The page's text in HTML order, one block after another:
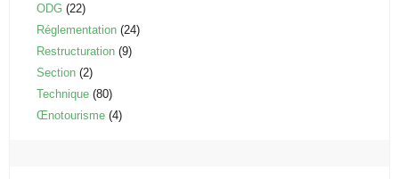
ODG (22)
Réglementation (24)
Restructuration (9)
Section (2)
Technique (80)
Œnotourisme (4)